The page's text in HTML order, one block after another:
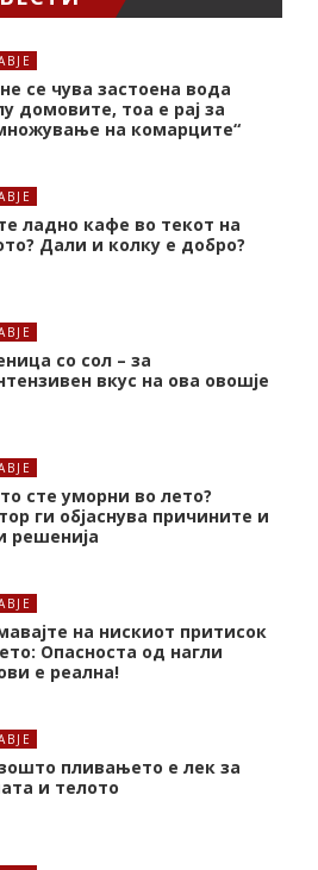
се чува застоена вода
домовите, тоа е рај за
на комарците“
ладно кафе во текот на
Дали и колку е добро?
со сол – за
вкус на ова овошје
сте уморни во лето?
ги објаснува причините и
решенија
на нискиот притисок
Опасноста од нагли
е реална!
пливањето е лек за
и телото